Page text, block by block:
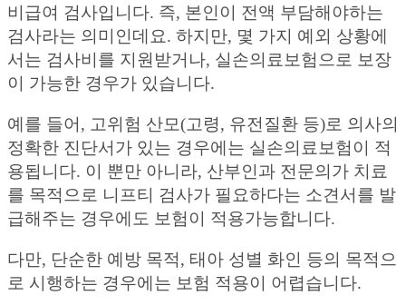
비급여 검사입니다. 즉, 본인이 전액 부담해야하는
검사라는 의미인데요. 하지만, 몇 가지 예외 상황에
서는 검사비를 지원받거나, 실손의료보험으로 보장
이 가능한 경우가 있습니다.
예를 들어, 고위험 산모(고령, 유전질환 등)로 의사의
정확한 진단서가 있는 경우에는 실손의료보험이 적
용됩니다. 이 뿐만 아니라, 산부인과 전문의가 치료
를 목적으로 니프티 검사가 필요하다는 소견서를 발
급해주는 경우에도 보험이 적용가능합니다.
다만, 단순한 예방 목적, 태아 성별 화인 등의 목적으
로 시행하는 경우에는 보험 적용이 어렵습니다.